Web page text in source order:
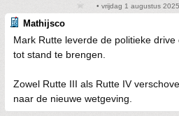
• vrijdag 1 augustus
Mathijsco
Mark Rutte leverde de politieke
tot stand te brengen.
Zowel Rutte III als Rutte IV
naar de nieuwe wetgeving.